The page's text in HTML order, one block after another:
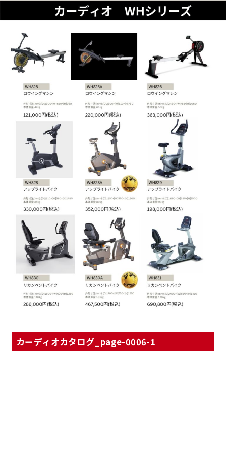
カーディオカタログ_page-0006-1